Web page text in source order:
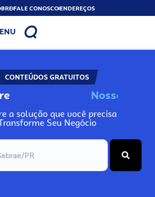
FALE CONOSCOENDEREÇOS
CONTEÚDOS GRATUITOS
Noss
a solução que você precisa
Seu Negócio